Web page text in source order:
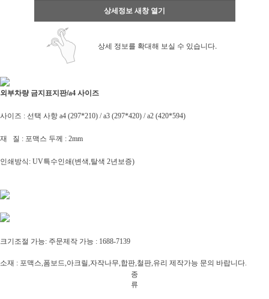
상세정보 새창 열기
상세 정보를 확대해 보실 수 있습니다.
외부차량 금지표지판/a4 사이즈
사이즈 : 선택 사항 a4 (297*210) / a3 (297*420) / a2 (420*594)
재 질 : 포맥스 두께 : 2mm
인쇄방식: UV특수인쇄(변색,탈색 2년보증)
크기조절 가능: 주문제작 가능 : 1688-7139
소재 : 포맥스,폼보드,아크릴,자작나무,합판,철판,유리 제작가능 문의 바랍니다.
종
류